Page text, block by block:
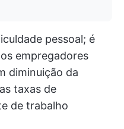
pessoal; é
empregadores
diminuição da
taxas de
de trabalho